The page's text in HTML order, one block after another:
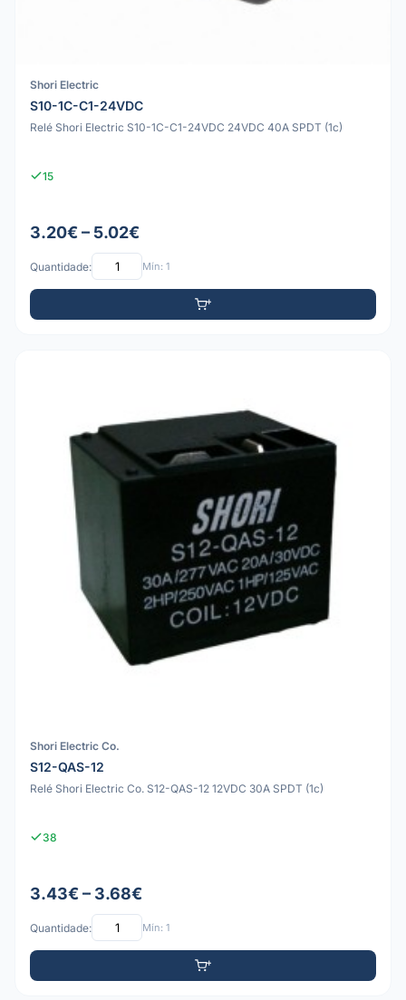
Shori Electric
S10-1C-C1-24VDC
Relé Shori Electric S10-1C-C1-24VDC 24VDC 40A SPDT (1c)
15
3.20€ – 5.02€
Quantidade: Mín: 1
Shori Electric Co.
S12-QAS-12
Relé Shori Electric Co. S12-QAS-12 12VDC 30A SPDT (1c)
38
3.43€ – 3.68€
Quantidade: Mín: 1